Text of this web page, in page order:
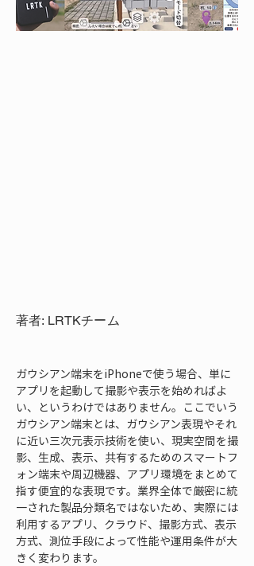
著者: LRTKチーム
ガウシアン端末をiPhoneで使う場合、単に
アプリを起動して撮影や表示を始めればよ
い、というわけではありません。ここでいう
ガウシアン端末とは、ガウシアン表現やそれ
に近い三次元表示技術を使い、現実空間を撮
影、生成、表示、共有するためのスマートフ
ォン端末や周辺機器、アプリ環境をまとめて
指す便宜的な表現です。業界全体で厳密に統
一された製品分類名ではないため、実際には
利用するアプリ、クラウド、撮影方式、表示
方式、測位手段によって性能や運用条件が大
きく変わります。